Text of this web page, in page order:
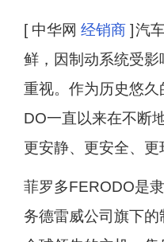
[ 中华网 经销商] 汽
鲜，因制动系统受
重视。作为历史悠
DO一直以来在不断
更安静、更安全、更
菲罗多FERODO是
务德雷威公司旗下